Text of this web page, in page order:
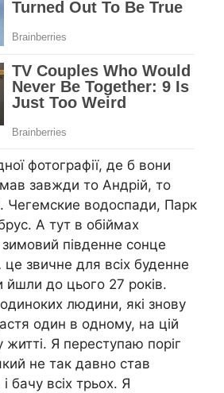
фотографії, де б вони
завжди то Андрій, то
Чегемские водоспади, Парк
А тут в обіймах
південне сонце
це звичне для всіх буденне
до цього 27 років.
людини, які знову
один в одному, на цій
житті. Я переступаю поріг
не так давно став
бачу всіх трьох. Я